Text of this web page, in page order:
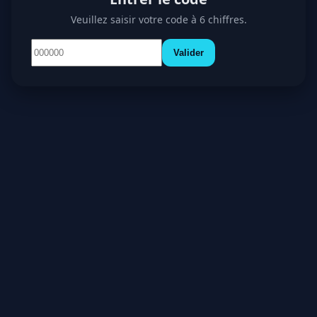
Veuillez saisir votre code à 6 chiffres.
Valider